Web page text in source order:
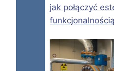
jak połączyć